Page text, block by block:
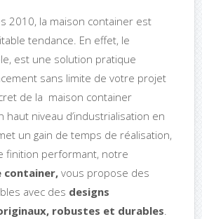
2010, la maison container est
tendance. En effet, le
est une solution pratique
sans limite de votre projet
de la maison container
haut niveau d’industrialisation en
un gain de temps de réalisation,
finition performant, notre
container,vous propose des
avec des designs
robustes et durables.